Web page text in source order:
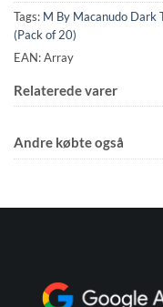
Tags: M By Macanudo Dark
(Pack of 20)
EAN: Array
Relaterede varer
Andre købte også